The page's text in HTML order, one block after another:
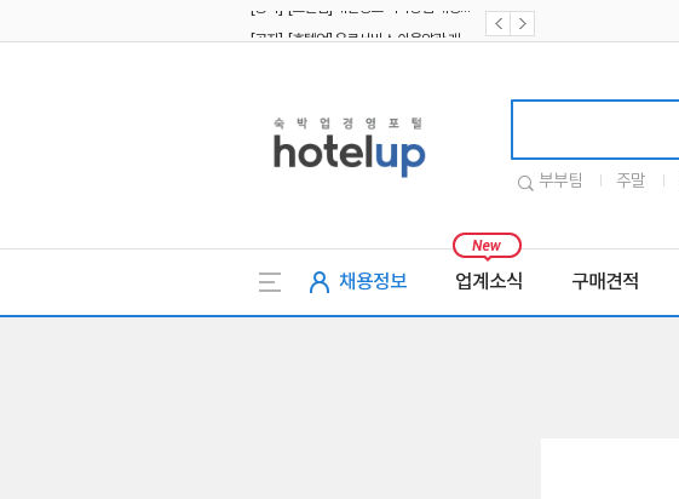
부부팀 주말
채용정보 업계소식 구매견적